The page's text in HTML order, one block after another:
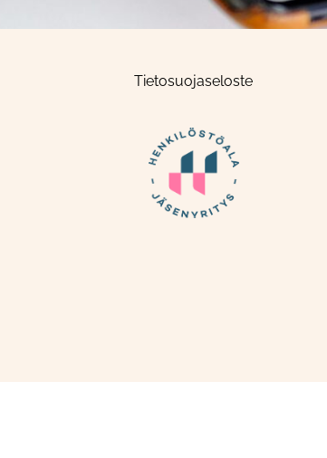
Tietosuojaseloste